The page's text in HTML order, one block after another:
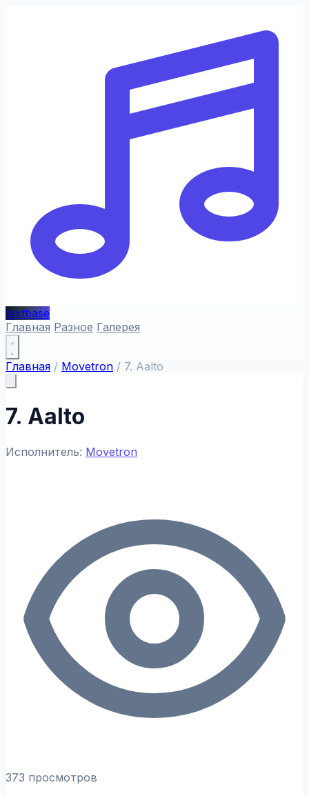
textbase
Главная Разное Галерея
Главная / Movetron / 7. Aalto
7. Aalto
Исполнитель: Movetron
373 просмотров